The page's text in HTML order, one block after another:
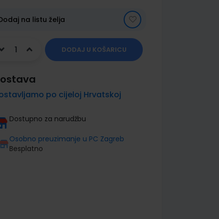
na listu želja
DODAJ U KOŠARICU
po cijeloj Hrvatskoj
Dostupno za narudžbu
Osobno preuzimanje u PC Zagreb
Besplatno